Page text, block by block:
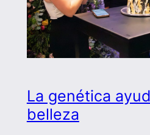
La genética
belleza